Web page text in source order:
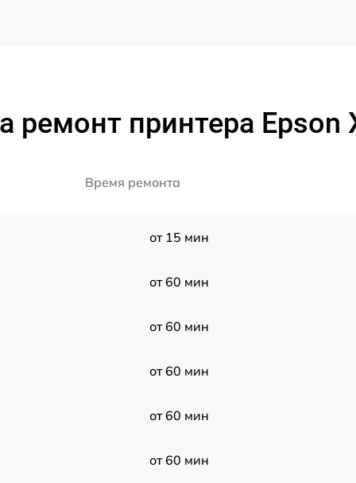
ремонт принтера Epson
Время ремонта
от 15 мин
от 60 мин
от 60 мин
от 60 мин
от 60 мин
от 60 мин